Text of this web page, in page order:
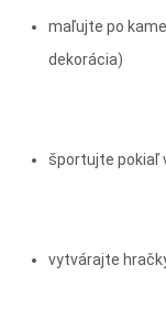
maľujte po
dekorácia)
športujte pokiaľ
vytvárajte